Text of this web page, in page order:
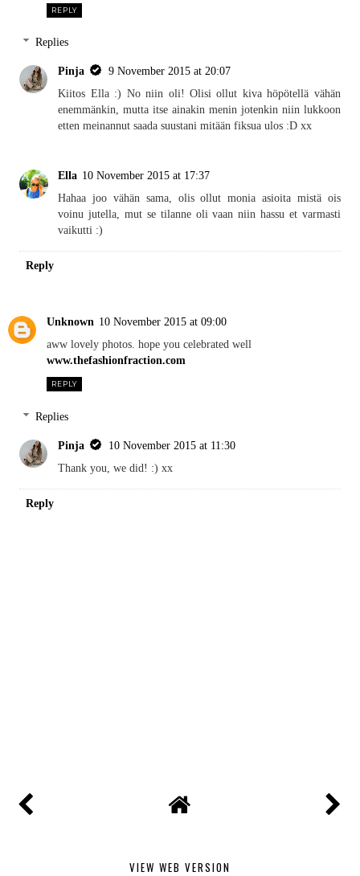
REPLY
Replies
Pinja
9 November 2015 at 20:07
Kiitos Ella :) No niin oli! Olisi ollut kiva höpötellä vähän
enemmänkin, mutta itse ainakin menin jotenkin niin lukkoon
etten meinannut saada suustani mitään fiksua ulos :D xx
Ella 10 November 2015 at 17:37
Hahaa joo vähän sama, olis ollut monia asioita mistä ois
voinu jutella, mut se tilanne oli vaan niin hassu et varmasti
vaikutti :)
Reply
Unknown 10 November 2015 at 09:00
aww lovely photos. hope you celebrated well
www.thefashionfraction.com
REPLY
Replies
Pinja
10 November 2015 at 11:30
Thank you, we did! :) xx
Reply
VIEW WEB VERSION